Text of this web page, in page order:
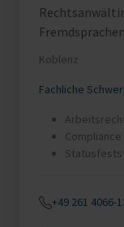
Koblenz
Fachliche
Compliance
+49 261 4066-